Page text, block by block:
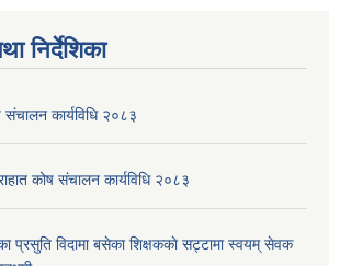
निर्देशिका
संचालन कार्यविधि २०८३
कोष संचालन कार्यविधि २०८३
प्रसुति विदामा बसेका शिक्षककाे सट्टामा स्वयम् सेवक